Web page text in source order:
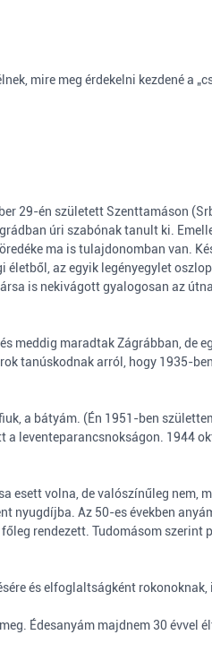
mire meg érdekelni kezdené a
29-én született Szenttamáson
úri szabónak tanult ki.
ma is tulajdonomban van.
az egyik legényegylet
is nekivágott gyalogosan az
meddig maradtak Zágrábban, de
tanúskodnak arról, hogy 1935-
a bátyám. (Én 1951-ben
leventeparancsnokságon. 1944
volna, de valószínűleg nem,
Az 50-es években
rendezett. Tudomásom szerint
és elfoglaltságként
Édesanyám majdnem 30 évvel